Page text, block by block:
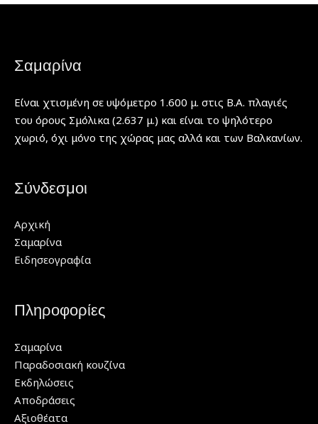
Σαμαρίνα
Είναι χτισμένη σε υψόμετρο 1.600 μ. στις Β.Α. πλαγιές
του όρους Σμόλικα (2.637 μ.) και είναι το ψηλότερο
χωριό, όχι μόνο της χώρας μας αλλά και των Βαλκανίων.
Σύνδεσμοι
Αρχική
Σαμαρίνα
Ειδησεογραφία
Πληροφορίες
Σαμαρίνα
Παραδοσιακή κουζίνα
Εκδηλώσεις
Αποδράσεις
Αξιοθέατα